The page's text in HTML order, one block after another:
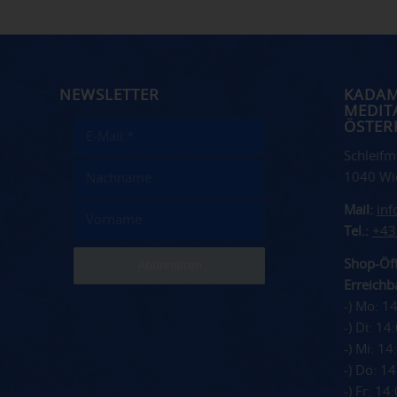
NEWSLETTER
1040
Mail:
Tel.:
Shop-
-) Mo:
-) Di:
-) Mi:
-) Do:
-) Fr: